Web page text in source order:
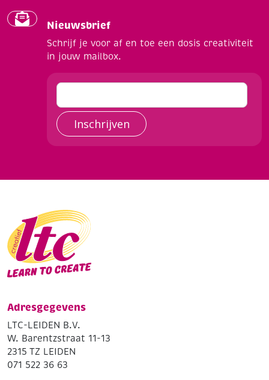
Nieuwsbrief
Schrijf je voor af en toe een dosis creativiteit
in jouw mailbox.
Inschrijven
Adresgegevens
LTC-LEIDEN B.V.
W. Barentzstraat 11-13
2315 TZ LEIDEN
071 522 36 63